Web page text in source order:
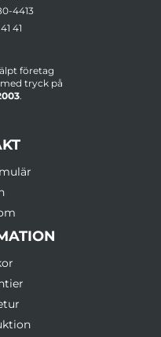
4413
41
företag
tryck på
.